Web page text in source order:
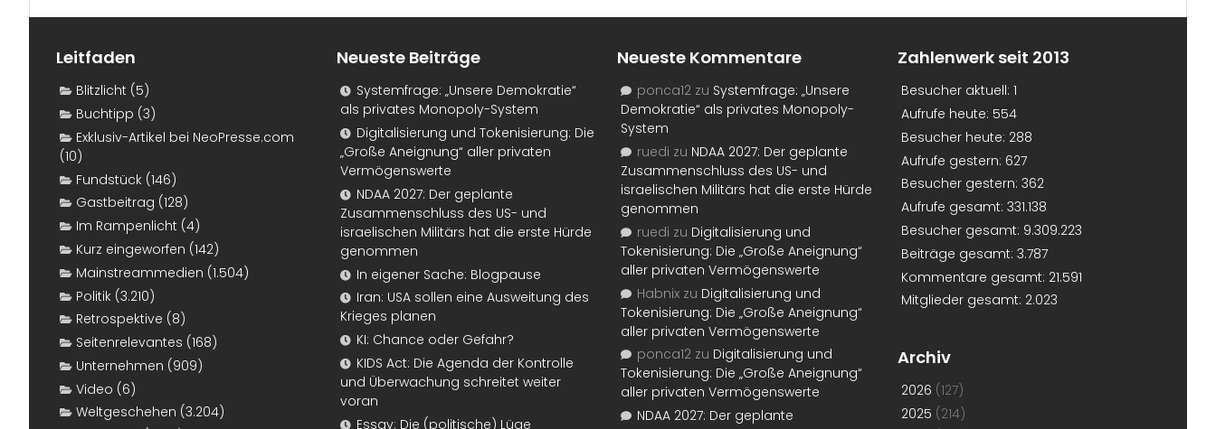
Leitfaden
Blitzlicht (5)
Buchtipp (3)
Exklusiv-Artikel bei NeoPresse.com
(10)
Fundstück (146)
Gastbeitrag (128)
Im Rampenlicht (4)
Kurz eingeworfen (142)
Mainstreammedien (1.504)
Politik (3.210)
Retrospektive (8)
Seitenrelevantes (168)
Unternehmen (909)
Video (6)
Weltgeschehen (3.204)
Neueste Beiträge
Systemfrage: „Unsere Demokratie“
als privates Monopoly-System
Digitalisierung und Tokenisierung: Die
„Große Aneignung“ aller privaten
Vermögenswerte
NDAA 2027: Der geplante
Zusammenschluss des US- und
israelischen Militärs hat die erste Hürde
genommen
In eigener Sache: Blogpause
Iran: USA sollen eine Ausweitung des
Krieges planen
KI: Chance oder Gefahr?
KIDS Act: Die Agenda der Kontrolle
und Überwachung schreitet weiter
voran
Essay: Die (politische) Lüge
Neueste Kommentare
ponca12 zu Systemfrage: „Unsere
Demokratie“ als privates Monopoly-
System
ruedi zu NDAA 2027: Der geplante
Zusammenschluss des US- und
israelischen Militärs hat die erste Hürde
genommen
ruedi zu Digitalisierung und
Tokenisierung: Die „Große Aneignung“
aller privaten Vermögenswerte
Habnix zu Digitalisierung und
Tokenisierung: Die „Große Aneignung“
aller privaten Vermögenswerte
ponca12 zu Digitalisierung und
Tokenisierung: Die „Große Aneignung“
aller privaten Vermögenswerte
NDAA 2027: Der geplante
Zahlenwerk seit 2013
Besucher aktuell: 1
Aufrufe heute: 554
Besucher heute: 288
Aufrufe gestern: 627
Besucher gestern: 362
Aufrufe gesamt: 331.138
Besucher gesamt: 9.309.223
Beiträge gesamt: 3.787
Kommentare gesamt: 21.591
Mitglieder gesamt: 2.023
Archiv
2026 (127)
2025 (214)